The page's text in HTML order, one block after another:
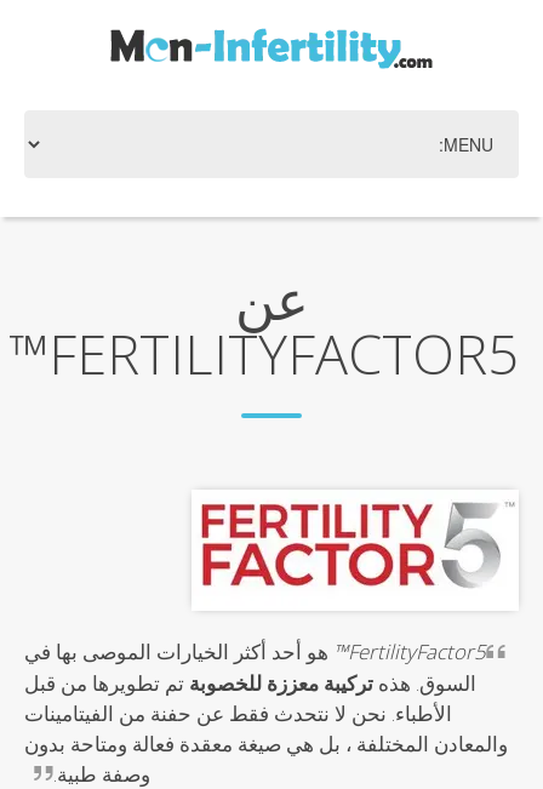
عن
FERTILITYFACTOR5™
FertilityFactor5™
هو أحد أكثر الخيارات الموصى بها في
السوق. هذه تركيبة معززة للخصوبة تم تطويرها من قبل
الأطباء. نحن لا نتحدث فقط عن حفنة من الفيتامينات
والمعادن المختلفة ، بل هي صيغة معقدة فعالة ومتاحة بدون
وصفة طبية.